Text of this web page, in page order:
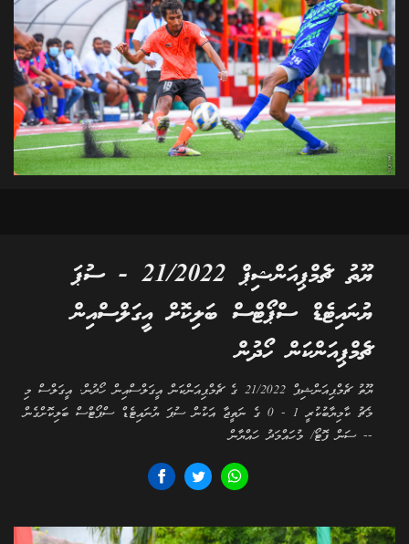
ޔޫތު ޗެމްޕިއަންޝިޕް 21/2022 - ސުޕަ
ޔުނައިޓެޑް ސްޕޯޓްސް ބަލިކޮށް އީގަލްސްއިން
ޗެމްޕިއަންކަން ހޯދުން
ޔޫތު ޗެމްޕިއަންޝިޕް 21/2022 ގެ ޗެމްޕިއަންކަން އީގަލްސްއިން ހޯދުން. އީގަލްސް މި
މެޗު ކާމިޔާބުކުރީ 1 - 0 ގެ ނަތީޖާ އަކުން ސުޕަ ޔުނައިޓެޑް ސްޕޯޓްސް ބަލިކޮށްގެން
-- ސަން ފޮޓޯ/ މުހައްމަދު ހައްޔާން